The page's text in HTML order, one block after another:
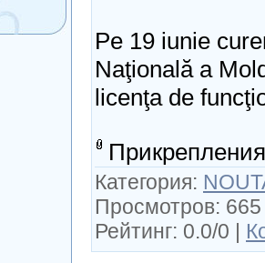
Pe 19 iunie
Naţională a
licenţa de
Категория:
Просмотров:
Рейтинг: 0.0/0 |